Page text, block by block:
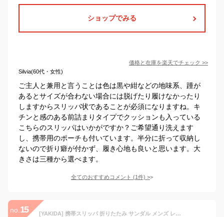
ショップでみる
価格と在庫を楽天でチェック >>
Silvia(60代・女性)
ご主人と兼用と言うことは色は黒や紺などの地味系、踵が
あるとサイズが合わない場合には脱げたり履けなかったり
しますからスリッパ状であることが必須になりますね。キ
チンと感のある前詰まりタイプでクッションも入っている
こちらのスリッパはいかがですか？ご希望通り洗えます
し、携帯用のポーチも付いています。半分に折って収納し
ないので折り癖が付かず、履き心地も良いと思います。大
きさは三種から選べます。
全てのおすすめコメント (1件) >
no. 15 [YAKIDA] 携帯スリッパ 折りたたみ サンダル メンズ レディース 紳士用 ビジネス用 パンプス 旅行用スリッパ 授業参観 入園式 卒園式 幼稚園 お受験 入学式 卒業式 室内履き オフィス 飛行機 ルームシューズ 収納ポーチ付き (M（約28CM）, 01-Black)